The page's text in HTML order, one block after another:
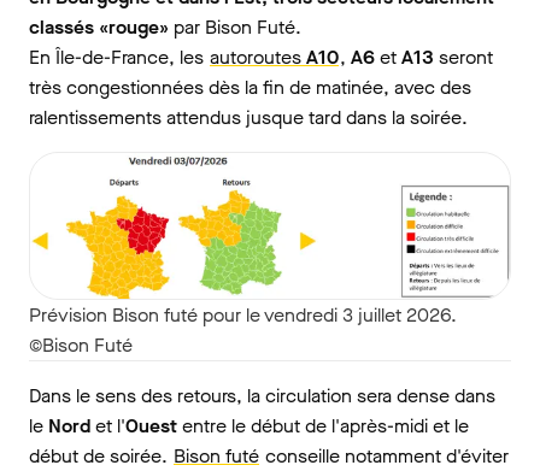
classés «rouge» par Bison Futé.
En Île-de-France, les autoroutesA10, A6etA13 seront
très congestionnées dès la fin de matinée, avec des
ralentissements attendus jusque tard dans la soirée.
Prévision Bison futé pour le vendredi 3 juillet 2026.
©Bison Futé
Dans le sens des retours, la circulation sera dense dans
le Nordet l'Ouestentre le début de l'après-midi et le
début de soirée. Bison futé conseille notamment d'éviter